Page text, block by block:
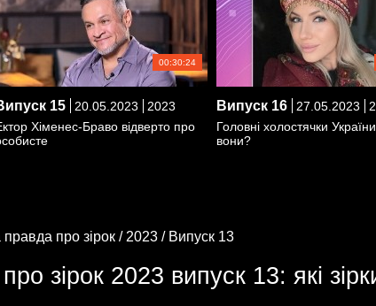
00:30:24
15 20.05.2023
2023
Хіменес-Браво відверто про
Випуск 16 27.05.2023
Головні холостячки
вони?
про зірок / 2023 / Випуск 13
зірок 2023 випуск 13: які